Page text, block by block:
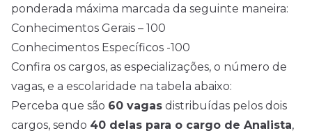
ponderada máxima marcada da seguinte maneira:
Conhecimentos Gerais – 100
Conhecimentos Específicos -100
Confira os cargos, as especializações, o número de
vagas, e a escolaridade na tabela abaixo:
Perceba que são 60 vagas distribuídas pelos dois
cargos, sendo 40 delas para o cargo de Analista,